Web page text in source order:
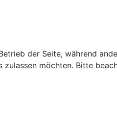
der Seite, während
möchten. Bitte